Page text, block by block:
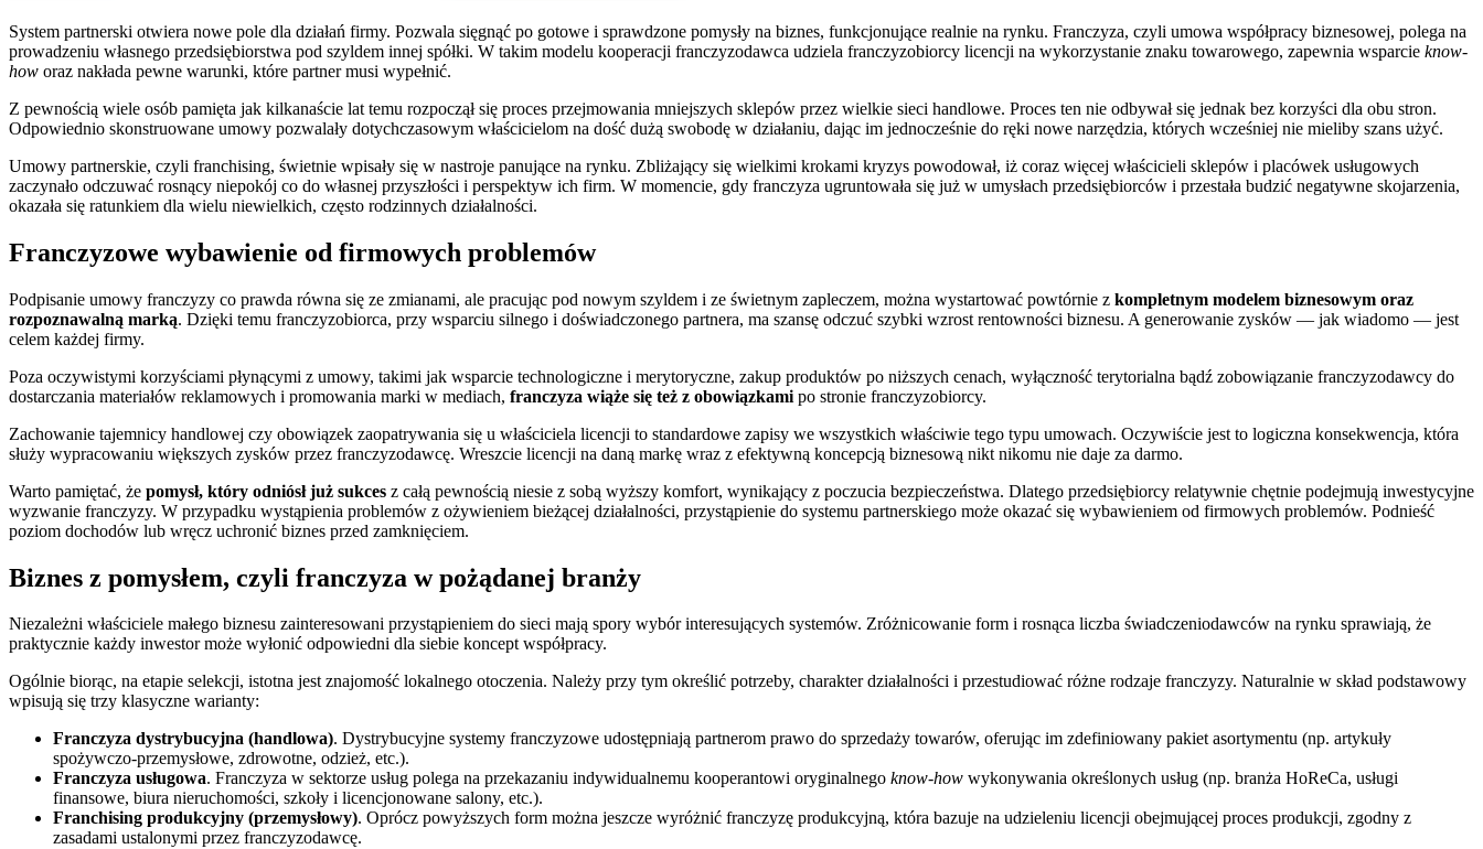
System partnerski otwiera nowe pole dla działań firmy. Pozwala sięgnąć po gotowe i sprawdzone pomysły na biznes, funkcjonujące realnie na rynku. Franczyza, czyli umowa współpracy biznesowej, polega na
prowadzeniu własnego przedsiębiorstwa pod szyldem innej spółki. W takim modelu kooperacji franczyzodawca udziela franczyzobiorcy licencji na wykorzystanie znaku towarowego, zapewnia wsparcie know-
how oraz nakłada pewne warunki, które partner musi wypełnić.
Z pewnością wiele osób pamięta jak kilkanaście lat temu rozpoczął się proces przejmowania mniejszych sklepów przez wielkie sieci handlowe. Proces ten nie odbywał się jednak bez korzyści dla obu stron.
Odpowiednio skonstruowane umowy pozwalały dotychczasowym właścicielom na dość dużą swobodę w działaniu, dając im jednocześnie do ręki nowe narzędzia, których wcześniej nie mieliby szans użyć.
Umowy partnerskie, czyli franchising, świetnie wpisały się w nastroje panujące na rynku. Zbliżający się wielkimi krokami kryzys powodował, iż coraz więcej właścicieli sklepów i placówek usługowych
zaczynało odczuwać rosnący niepokój co do własnej przyszłości i perspektyw ich firm. W momencie, gdy franczyza ugruntowała się już w umysłach przedsiębiorców i przestała budzić negatywne skojarzenia,
okazała się ratunkiem dla wielu niewielkich, często rodzinnych działalności.
Franczyzowe wybawienie od firmowych problemów
Podpisanie umowy franczyzy co prawda równa się ze zmianami, ale pracując pod nowym szyldem i ze świetnym zapleczem, można wystartować powtórnie z kompletnym modelem biznesowym oraz
rozpoznawalną marką. Dzięki temu franczyzobiorca, przy wsparciu silnego i doświadczonego partnera, ma szansę odczuć szybki wzrost rentowności biznesu. A generowanie zysków — jak wiadomo — jest
celem każdej firmy.
Poza oczywistymi korzyściami płynącymi z umowy, takimi jak wsparcie technologiczne i merytoryczne, zakup produktów po niższych cenach, wyłączność terytorialna bądź zobowiązanie franczyzodawcy do
dostarczania materiałów reklamowych i promowania marki w mediach, franczyza wiąże się też z obowiązkami po stronie franczyzobiorcy.
Zachowanie tajemnicy handlowej czy obowiązek zaopatrywania się u właściciela licencji to standardowe zapisy we wszystkich właściwie tego typu umowach. Oczywiście jest to logiczna konsekwencja, która
służy wypracowaniu większych zysków przez franczyzodawcę. Wreszcie licencji na daną markę wraz z efektywną koncepcją biznesową nikt nikomu nie daje za darmo.
Warto pamiętać, że pomysł, który odniósł już sukces z całą pewnością niesie z sobą wyższy komfort, wynikający z poczucia bezpieczeństwa. Dlatego przedsiębiorcy relatywnie chętnie podejmują inwestycyjne
wyzwanie franczyzy. W przypadku wystąpienia problemów z ożywieniem bieżącej działalności, przystąpienie do systemu partnerskiego może okazać się wybawieniem od firmowych problemów. Podnieść
poziom dochodów lub wręcz uchronić biznes przed zamknięciem.
Biznes z pomysłem, czyli franczyza w pożądanej branży
Niezależni właściciele małego biznesu zainteresowani przystąpieniem do sieci mają spory wybór interesujących systemów. Zróżnicowanie form i rosnąca liczba świadczeniodawców na rynku sprawiają, że
praktycznie każdy inwestor może wyłonić odpowiedni dla siebie koncept współpracy.
Ogólnie biorąc, na etapie selekcji, istotna jest znajomość lokalnego otoczenia. Należy przy tym określić potrzeby, charakter działalności i przestudiować różne rodzaje franczyzy. Naturalnie w skład podstawowy
wpisują się trzy klasyczne warianty:
Franczyza dystrybucyjna (handlowa). Dystrybucyjne systemy franczyzowe udostępniają partnerom prawo do sprzedaży towarów, oferując im zdefiniowany pakiet asortymentu (np. artykuły
spożywczo-przemysłowe, zdrowotne, odzież, etc.).
Franczyza usługowa. Franczyza w sektorze usług polega na przekazaniu indywidualnemu kooperantowi oryginalnego know-how wykonywania określonych usług (np. branża HoReCa, usługi
finansowe, biura nieruchomości, szkoły i licencjonowane salony, etc.).
Franchising produkcyjny (przemysłowy). Oprócz powyższych form można jeszcze wyróżnić franczyzę produkcyjną, która bazuje na udzieleniu licencji obejmującej proces produkcji, zgodny z
zasadami ustalonymi przez franczyzodawcę.